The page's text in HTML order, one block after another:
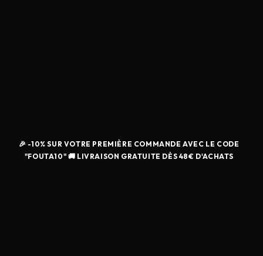
🎉 -10% SUR VOTRE PREMIÈRE COMMANDE AVEC LE CODE
"FOUTA10" 🚚 LIVRAISON GRATUITE DÈS 48€ D'ACHATS